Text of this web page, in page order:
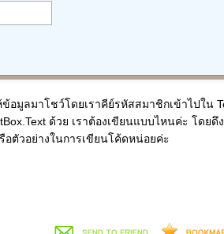
อมูลมาโชว์โดยเราคีย์รหัสสมาชิกเข้าไปใน
ด้วย เราต้องเขียนแบบไหนค่ะ โดย
ตัวอย่างในการเขียนโค้ดหน่อยค่ะ